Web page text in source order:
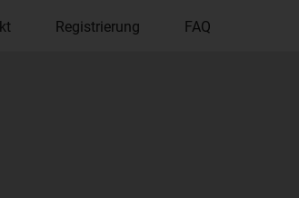
Registrierung FAQ